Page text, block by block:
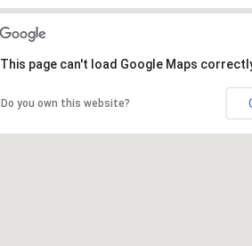
This page can't load Google Maps
Do you own this website?